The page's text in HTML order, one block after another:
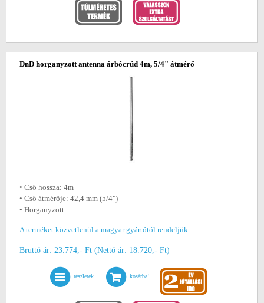
DnD horganyzott antenna árbócrúd 4m, 5/4" átmérő
• Cső hossza: 4m
• Cső átmérője: 42,4 mm (5/4")
• Horganyzott
A terméket közvetlenül a magyar gyártótól rendeljük.
Bruttó ár: 23.774,- Ft (Nettó ár: 18.720,- Ft)
részletek kosárba!